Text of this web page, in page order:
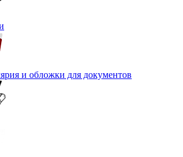
и обложки для документов